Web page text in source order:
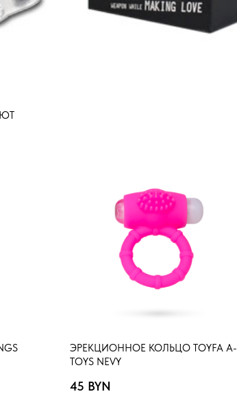
ЭРЕКЦИОННОЕ КОЛЬЦО TOYFA A-
TOYS NEVY
45 BYN